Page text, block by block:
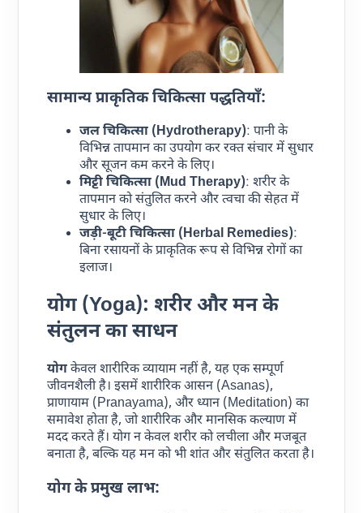
सामान्य प्राकृतिक चिकित्सा पद्धतियाँ:
जल चिकित्सा (Hydrotherapy): पानी के
विभिन्न तापमान का उपयोग कर रक्त संचार में सुधार
और सूजन कम करने के लिए।
मिट्टी चिकित्सा (Mud Therapy): शरीर के
तापमान को संतुलित करने और त्वचा की सेहत में
सुधार के लिए।
जड़ी-बूटी चिकित्सा (Herbal Remedies):
बिना रसायनों के प्राकृतिक रूप से विभिन्न रोगों का
इलाज।
योग (Yoga): शरीर और मन के
संतुलन का साधन
योगकेवल शारीरिक व्यायाम नहीं है, यह एक सम्पूर्ण
जीवनशैली है। इसमें शारीरिक आसन (Asanas),
प्राणायाम (Pranayama), और ध्यान (Meditation) का
समावेश होता है, जो शारीरिक और मानसिक कल्याण में
मदद करते हैं। योग न केवल शरीर को लचीला और मजबूत
बनाता है, बल्कि यह मन को भी शांत और संतुलित करता है।
योग के प्रमुख लाभ: